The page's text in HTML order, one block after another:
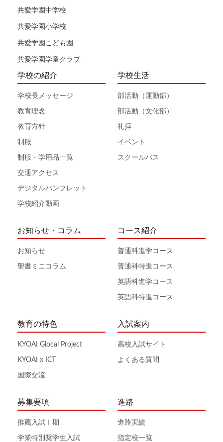
共愛学園中学校
共愛学園小学校
共愛学園こども園
共愛学園学童クラブ
学校の紹介
学校長メッセージ
教育理念
教育方針
制服
制服・学用品一覧
交通アクセス
デジタルパンフレット
学校紹介動画
学校生活
部活動（運動部）
部活動（文化部）
礼拝
イベント
スクールバス
お知らせ・コラム
お知らせ
聖書ミニコラム
コース紹介
普通科進学コース
普通科特進コース
英語科進学コース
英語科特進コース
教育の特色
KYOAI Glocal Project
KYOAI x ICT
国際交流
入試案内
高校入試サイト
よくある質問
募集要項
推薦入試Ⅰ期
学業特別奨学生入試
進路
進路実績
指定校一覧